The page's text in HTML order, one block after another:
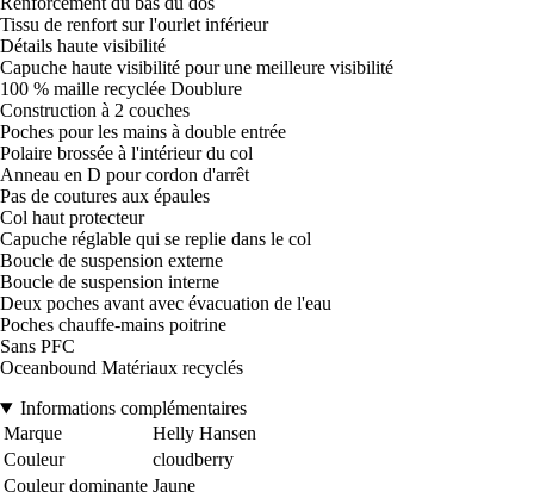
Tissu de renfort sur l'ourlet inférieur
Détails haute visibilité
Capuche haute visibilité pour une meilleure visibilité
100 % maille recyclée Doublure
Construction à 2 couches
Poches pour les mains à double entrée
Polaire brossée à l'intérieur du col
Anneau en D pour cordon d'arrêt
Pas de coutures aux épaules
Col haut protecteur
Capuche réglable qui se replie dans le col
Boucle de suspension externe
Boucle de suspension interne
Deux poches avant avec évacuation de l'eau
Poches chauffe-mains poitrine
Sans PFC
Oceanbound Matériaux recyclés
Informations complémentaires
Marque
Helly Hansen
Couleur
cloudberry
Couleur dominante Jaune